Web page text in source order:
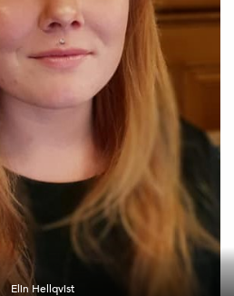
Elin Hellqvist